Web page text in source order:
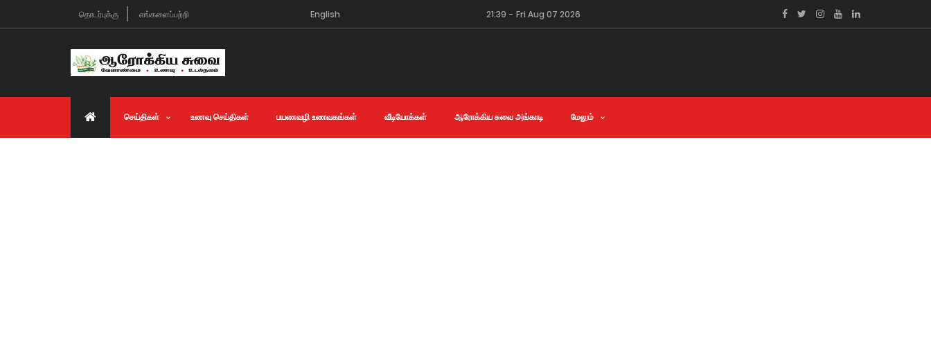
தொடர்புக்கு எங்களைப்பற்றி English 21:39 - Fri Aug 07 2026
செய்திகள் உணவு செய்திகள் பயணவழி உணவகங்கள் வீடியோக்கள் ஆரோக்கிய சுவை அங்காடி மேலும்